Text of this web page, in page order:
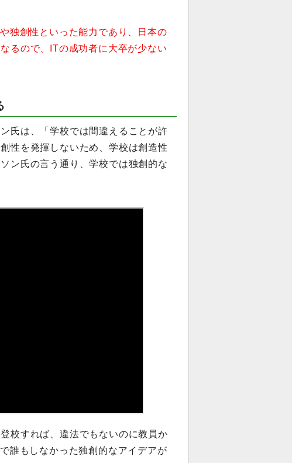
独創性といった能力であり、日本の
るので、ITの成功者に大卒が少ない
氏は、「学校では間違えることが許
性を発揮しないため、学校は創造性
ン氏の言う通り、学校では独創的な
校すれば、違法でもないのに教員か
誰もしなかった独創的なアイデアが